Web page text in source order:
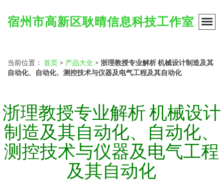
宿州市高新区耿晴信息科技工作室
当前位置： 首页 > 产品大全 > 浙理教授专业解析 机械设计制造及其
自动化、自动化、测控技术与仪器及电气工程及其自动化
浙理教授专业解析 机械设计
制造及其自动化、自动化、
测控技术与仪器及电气工程
及其自动化